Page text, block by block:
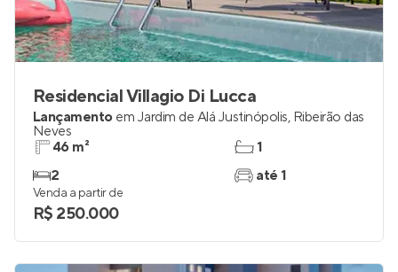
Residencial Villagio Di Lucca
Lançamento em Jardim de Alá Justinópolis, Ribeirão das
Neves
46 m²
2
1
até 1
Venda a partir de
R$ 250.000